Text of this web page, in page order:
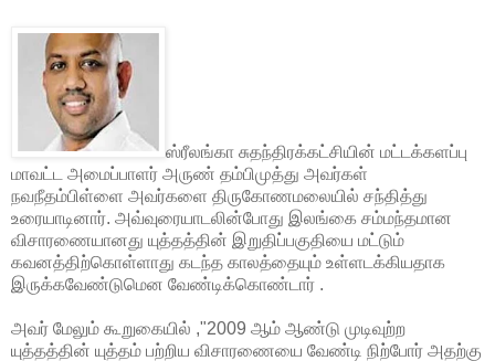
ஸ்ரீலங்கா சுதந்திரக்கட்சியின் மட்டக்களப்பு
மாவட்ட அமைப்பாளர் அருண் தம்பிமுத்து அவர்கள்
நவநீதம்பிள்ளை அவர்களை திருகோணமலையில் சந்தித்து
உரையாடினார். அவ்வுரையாடலின்போது இலங்கை சம்மந்தமான
விசாரணையானது யுத்தத்தின் இறுதிப்பகுதியை மட்டும்
கவனத்திற்கொள்ளாது கடந்த காலத்தையும் உள்ளடக்கியதாக
இருக்கவேண்டுமென வேண்டிக்கொண்டார் .
அவர் மேலும் கூறுகையில் ,"2009 ஆம் ஆண்டு முடிவுற்ற
யுத்தத்தின் யுத்தம் பற்றிய விசாரணையை வேண்டி நிற்போர் அதற்கு